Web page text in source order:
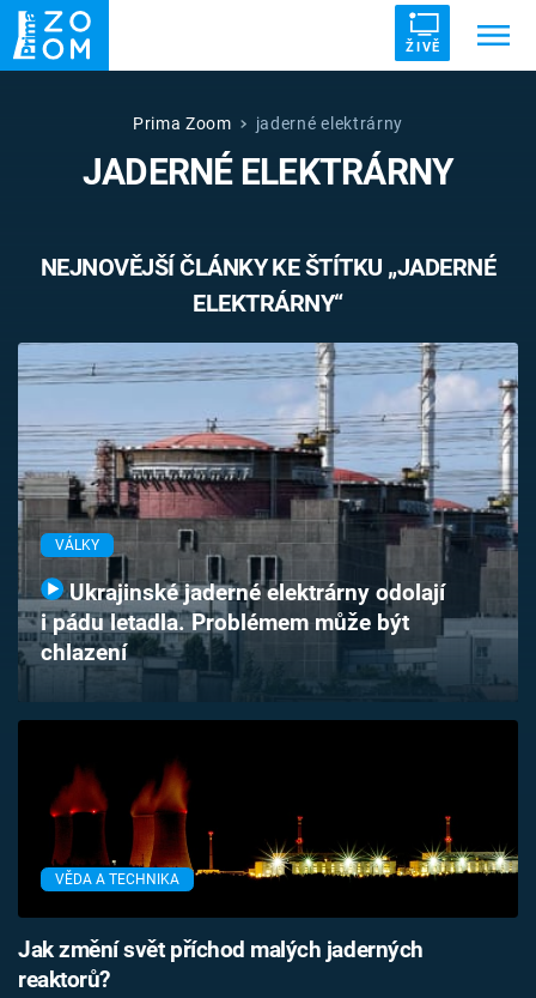
ŽIVĚ
ZRÁDCI UFO DRUHÁ SVĚTOVÁ VÁLKA
VETŘELCI DÁVNOVĚKU
Témata
Pořady
TV Program
Časopis
Sledujte prima+
Sledujte nás
Prima Zoom jaderné elektrárny
JADERNÉ ELEKTRÁRNY
NEJNOVĚJŠÍ ČLÁNKY KE ŠTÍTKU „JADERNÉ
ELEKTRÁRNY“
VÁLKY
Ukrajinské jaderné elektrárny odolají
i pádu letadla. Problémem může být
chlazení
VĚDA A TECHNIKA
Jak změní svět příchod malých jaderných
reaktorů?